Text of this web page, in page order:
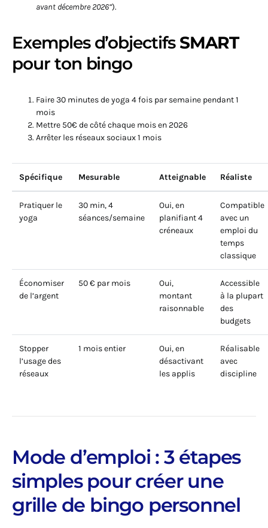
avant décembre 2026”).
Exemples d’objectifs SMART
pour ton bingo
Faire 30 minutes de yoga 4 fois par semaine pendant 1
mois
Mettre 50€ de côté chaque mois en 2026
Arrêter les réseaux sociaux 1 mois
Spécifique Mesurable Atteignable Réaliste
Pratiquer le
yoga
30 min, 4
séances/semaine
Oui, en
planifiant 4
créneaux
Compatible
avec un
emploi du
temps
classique
Économiser
de l’argent
50 € par mois
Oui,
montant
raisonnable
Accessible
à la plupart
des
budgets
Stopper
l’usage des
réseaux
1 mois entier
Oui, en
désactivant
les applis
Réalisable
avec
discipline
Mode d’emploi : 3 étapes
simples pour créer une
grille de bingo personnel